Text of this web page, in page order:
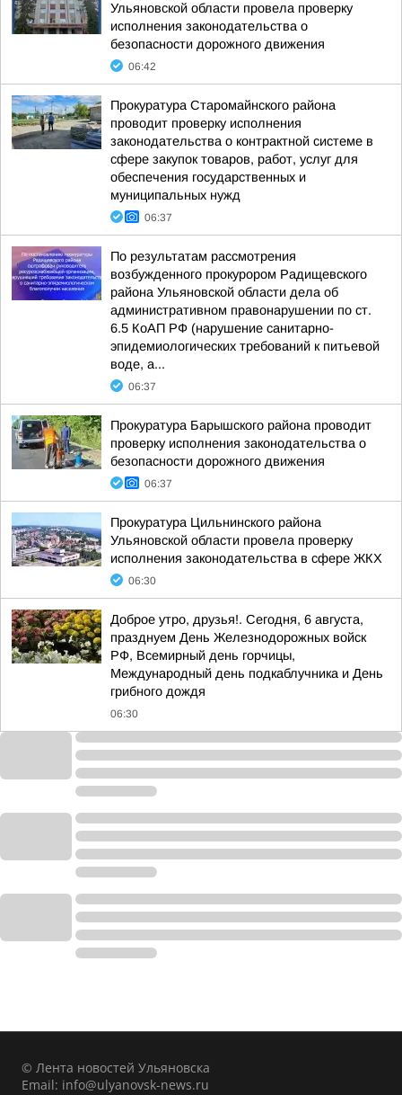
Ульяновской области провела проверку
исполнения законодательства о
безопасности дорожного движения
06:42
Прокуратура Старомайнского района
проводит проверку исполнения
законодательства о контрактной системе в
сфере закупок товаров, работ, услуг для
обеспечения государственных и
муниципальных нужд
06:37
По результатам рассмотрения
возбужденного прокурором Радищевского
района Ульяновской области дела об
административном правонарушении по ст.
6.5 КоАП РФ (нарушение санитарно-
эпидемиологических требований к питьевой
воде, а...
06:37
Прокуратура Барышского района проводит
проверку исполнения законодательства о
безопасности дорожного движения
06:37
Прокуратура Цильнинского района
Ульяновской области провела проверку
исполнения законодательства в сфере ЖКХ
06:30
Доброе утро, друзья!. Сегодня, 6 августа,
празднуем День Железнодорожных войск
РФ, Всемирный день горчицы,
Международный день подкаблучника и День
грибного дождя
06:30
© Лента новостей Ульяновска
Email: info@ulyanovsk-news.ru